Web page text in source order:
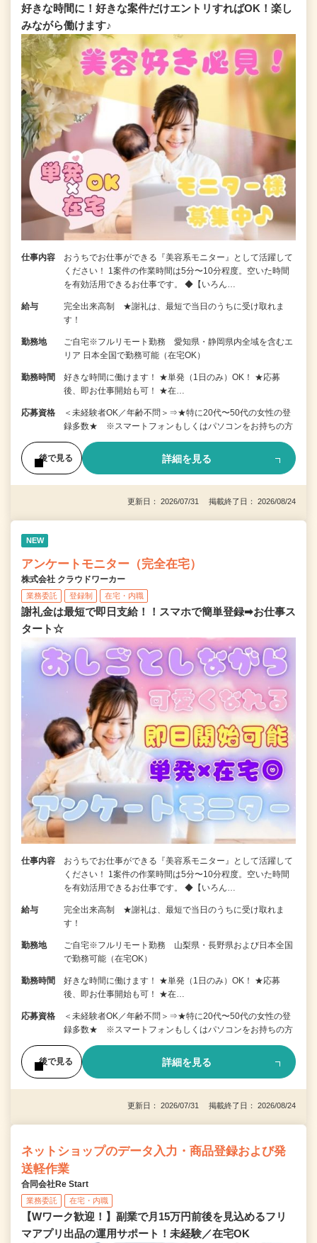
好きな時間に！好きな案件だけエントリすればOK！楽し
みながら働けます♪
仕事内容
おうちでお仕事ができる『美容系モニター』として活躍して
ください！ 1案件の作業時間は5分〜10分程度。空いた時間
を有効活用できるお仕事です。 ◆【いろん…
給与
完全出来高制 ★謝礼は、最短で当日のうちに受け取れま
す！
勤務地
ご自宅※フルリモート勤務 愛知県・静岡県内全域を含むエ
リア 日本全国で勤務可能（在宅OK）
勤務時間
好きな時間に働けます！ ★単発（1日のみ）OK！ ★応募
後、即お仕事開始も可！ ★在…
応募資格
＜未経験者OK／年齢不問＞⇒★特に20代〜50代の女性の登
録多数★ ※スマートフォンもしくはパソコンをお持ちの方
後で見る 詳細を見る
更新日： 2026/07/31 掲載終了日： 2026/08/24
NEW
アンケートモニター（完全在宅）
株式会社 クラウドワーカー
業務委託 登録制 在宅・内職
謝礼金は最短で即日支給！！スマホで簡単登録➡お仕事ス
タート☆
仕事内容
おうちでお仕事ができる『美容系モニター』として活躍して
ください！ 1案件の作業時間は5分〜10分程度。空いた時間
を有効活用できるお仕事です。 ◆【いろん…
給与
完全出来高制 ★謝礼は、最短で当日のうちに受け取れま
す！
勤務地
ご自宅※フルリモート勤務 山梨県・長野県および日本全国
で勤務可能（在宅OK）
勤務時間
好きな時間に働けます！ ★単発（1日のみ）OK！ ★応募
後、即お仕事開始も可！ ★在…
応募資格
＜未経験者OK／年齢不問＞⇒★特に20代〜50代の女性の登
録多数★ ※スマートフォンもしくはパソコンをお持ちの方
後で見る 詳細を見る
更新日： 2026/07/31 掲載終了日： 2026/08/24
ネットショップのデータ入力・商品登録および発
送軽作業
合同会社Re Start
業務委託 在宅・内職
【Wワーク歓迎！】副業で月15万円前後を見込めるフリ
マアプリ出品の運用サポート！未経験／在宅OK